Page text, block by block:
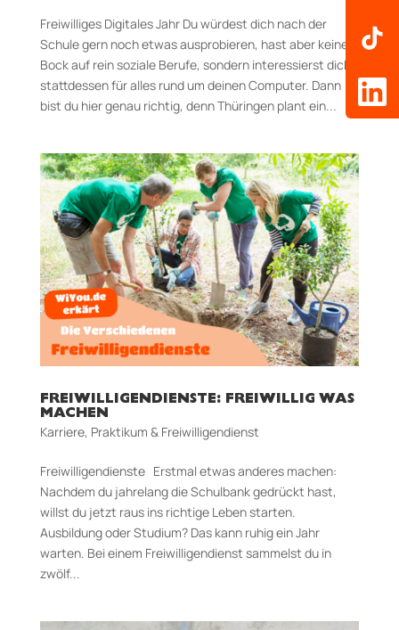
Freiwilliges Digitales Jahr Du würdest dich nach der
Schule gern noch etwas ausprobieren, hast aber keinen
Bock auf rein soziale Berufe, sondern interessierst dich
stattdessen für alles rund um deinen Computer. Dann
bist du hier genau richtig, denn Thüringen plant ein...
FREIWILLIGENDIENSTE: FREIWILLIG WAS
MACHEN
Karriere, Praktikum & Freiwilligendienst
Freiwilligendienste Erstmal etwas anderes machen:
Nachdem du jahrelang die Schulbank gedrückt hast,
willst du jetzt raus ins richtige Leben starten.
Ausbildung oder Studium? Das kann ruhig ein Jahr
warten. Bei einem Freiwilligendienst sammelst du in
zwölf...